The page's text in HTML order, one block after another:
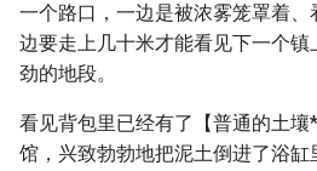
一个路口，一边是被浓雾笼罩着
边要走上几十米才能看见下一个
劲的地段。
看见背包里已经有了【普通的土
馆，兴致勃勃地把泥土倒进了浴